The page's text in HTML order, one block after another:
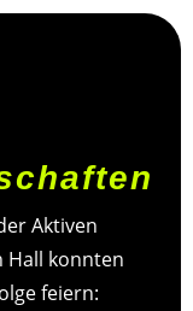
Aktiven
Hall konnten
feiern: